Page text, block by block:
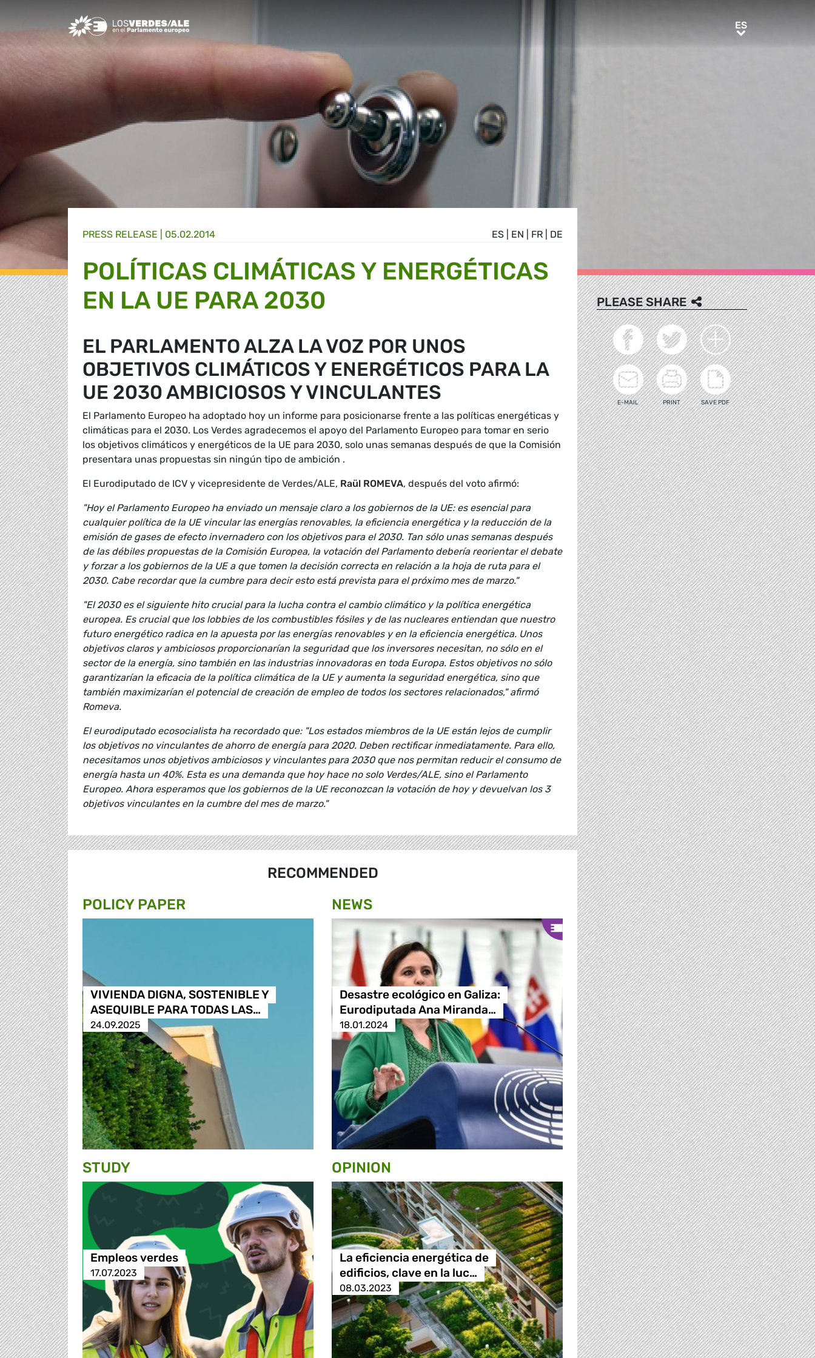
Greens/EFA Home ESES
ES EN FR DE
PRESS RELEASE | 05.02.2014
POLÍTICAS CLIMÁTICAS Y ENERGÉTICAS
EN LA UE PARA 2030
EL PARLAMENTO ALZA LA VOZ POR UNOS
OBJETIVOS CLIMÁTICOS Y ENERGÉTICOS PARA LA
UE 2030 AMBICIOSOS Y VINCULANTES
El Parlamento Europeo ha adoptado hoy un informe para posicionarse frente a las políticas energéticas y
climáticas para el 2030. Los Verdes agradecemos el apoyo del Parlamento Europeo para tomar en serio
los objetivos climáticos y energéticos de la UE para 2030, solo unas semanas después de que la Comisión
presentara unas propuestas sin ningún tipo de ambición .
El Eurodiputado de ICV y vicepresidente de Verdes/ALE, Raül ROMEVA, después del voto afirmó:
"Hoy el Parlamento Europeo ha enviado un mensaje claro a los gobiernos de la UE: es esencial para
cualquier política de la UE vincular las energías renovables, la eficiencia energética y la reducción de la
emisión de gases de efecto invernadero con los objetivos para el 2030. Tan sólo unas semanas después
de las débiles propuestas de la Comisión Europea, la votación del Parlamento debería reorientar el debate
y forzar a los gobiernos de la UE a que tomen la decisión correcta en relación a la hoja de ruta para el
2030. Cabe recordar que la cumbre para decir esto está prevista para el próximo mes de marzo."
"El 2030 es el siguiente hito crucial para la lucha contra el cambio climático y la política energética
europea. Es crucial que los lobbies de los combustibles fósiles y de las nucleares entiendan que nuestro
futuro energético radica en la apuesta por las energías renovables y en la eficiencia energética. Unos
objetivos claros y ambiciosos proporcionarían la seguridad que los inversores necesitan, no sólo en el
sector de la energía, sino también en las industrias innovadoras en toda Europa. Estos objetivos no sólo
garantizarían la eficacia de la política climática de la UE y aumenta la seguridad energética, sino que
también maximizarían el potencial de creación de empleo de todos los sectores relacionados," afirmó
Romeva.
El eurodiputado ecosocialista ha recordado que: "Los estados miembros de la UE están lejos de cumplir
los objetivos no vinculantes de ahorro de energía para 2020. Deben rectificar inmediatamente. Para ello,
necesitamos unos objetivos ambiciosos y vinculantes para 2030 que nos permitan reducir el consumo de
energía hasta un 40%. Esta es una demanda que hoy hace no solo Verdes/ALE, sino el Parlamento
Europeo. Ahora esperamos que los gobiernos de la UE reconozcan la votación de hoy y devuelvan los 3
objetivos vinculantes en la cumbre del mes de marzo."
RECOMMENDED
POLICY PAPER
VIVIENDA DIGNA, SOSTENIBLE Y
ASEQUIBLE PARA TODAS LAS…
24.09.2025
NEWS
Desastre ecológico en Galiza:
Eurodiputada Ana Miranda…
18.01.2024
STUDY
Empleos verdes
17.07.2023
OPINION
La eficiencia energética de
edificios, clave en la luc…
08.03.2023
PLEASE SHARE
E-MAIL PRINT SAVE PDF